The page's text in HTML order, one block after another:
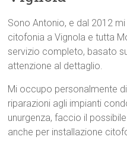
Sono Antonio, e dal 2012
citofonia a Vignola e tutta
servizio completo, basato
attenzione al dettaglio.
Mi occupo personalmente
riparazioni agli impianti
unurgenza, faccio il
anche per installazione